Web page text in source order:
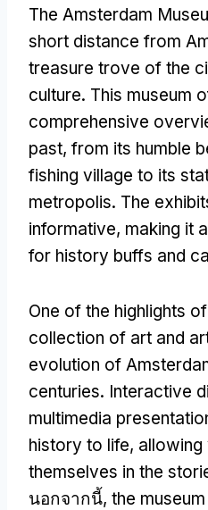
The Amsterdam
short distance from
treasure trove of the
culture. This museum
comprehensive
past, from its humble
fishing village to its
metropolis. The
informative, making it
for history buffs and
One of the highlights
collection of art and
evolution of
centuries. Interactive
multimedia
history to life, allowing
themselves in the
นอกจากนี้, the